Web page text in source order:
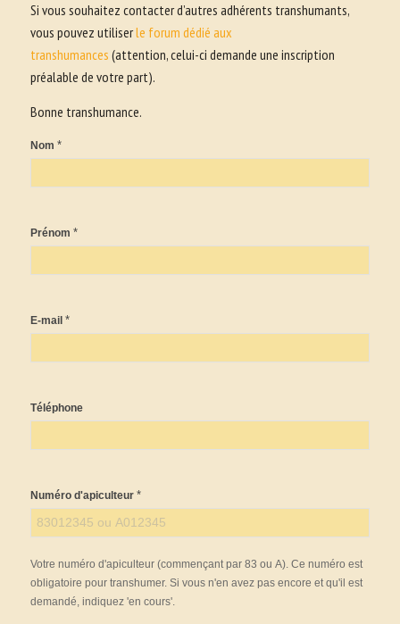
Si vous souhaitez contacter d’autres adhérents transhumants,
vous pouvez utiliserle forum dédié aux
transhumances (attention, celui-ci demande une inscription
préalable de votre part).
Bonne transhumance.
Nom *
Prénom *
E-mail *
Téléphone
Numéro d'apiculteur *
Votre numéro d'apiculteur (commençant par 83 ou A). Ce numéro est
obligatoire pour transhumer. Si vous n'en avez pas encore et qu'il est
demandé, indiquez 'en cours'.